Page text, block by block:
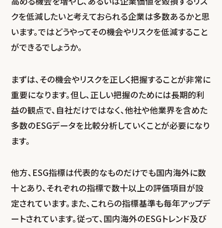
クを低減したいと考えておられる企業は多数あるかと思
います。ではどうやってその機会やリスクを低減すること
ができるでしょうか。
まずは、その機会やリスクを正しく把握することが非常に
重要になります。但し、正しい把握のためには長期的利
益の観点で、自社だけではなく、他社や他業界を含めた
多数のESGデータを比較分析していくことが必要になり
ます。
他方、ESG指標は代表的なものだけでも国内海外に数
十とあり、それぞれの指標で数十以上の評価項目が設
定されています。また、これらの指標基準も毎年アップデ
ートされています。従って、国内海外のESGトレンド及び